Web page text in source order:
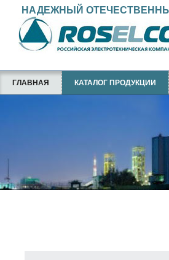
НАДЕЖНЫЙ
ГЛАВНАЯ КАТАЛОГ ПРОДУКЦИИ